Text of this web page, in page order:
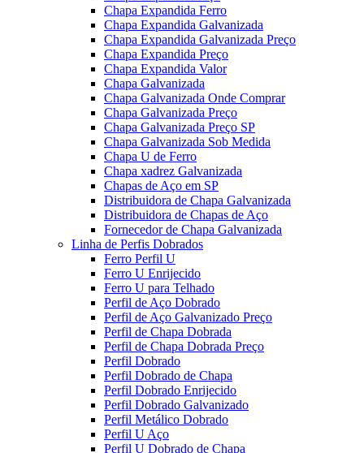
Chapa Expandida Ferro
Chapa Expandida Galvanizada
Chapa Expandida Galvanizada Preço
Chapa Expandida Preço
Chapa Expandida Valor
Chapa Galvanizada
Chapa Galvanizada Onde Comprar
Chapa Galvanizada Preço
Chapa Galvanizada Preço SP
Chapa Galvanizada Sob Medida
Chapa U de Ferro
Chapa xadrez Galvanizada
Chapas de Aço em SP
Distribuidora de Chapa Galvanizada
Distribuidora de Chapas de Aço
Fornecedor de Chapa Galvanizada
Linha de Perfis Dobrados
Ferro Perfil U
Ferro U Enrijecido
Ferro U para Telhado
Perfil de Aço Dobrado
Perfil de Aço Galvanizado Preço
Perfil de Chapa Dobrada
Perfil de Chapa Dobrada Preço
Perfil Dobrado
Perfil Dobrado de Chapa
Perfil Dobrado Enrijecido
Perfil Dobrado Galvanizado
Perfil Metálico Dobrado
Perfil U Aço
Perfil U Dobrado de Chapa